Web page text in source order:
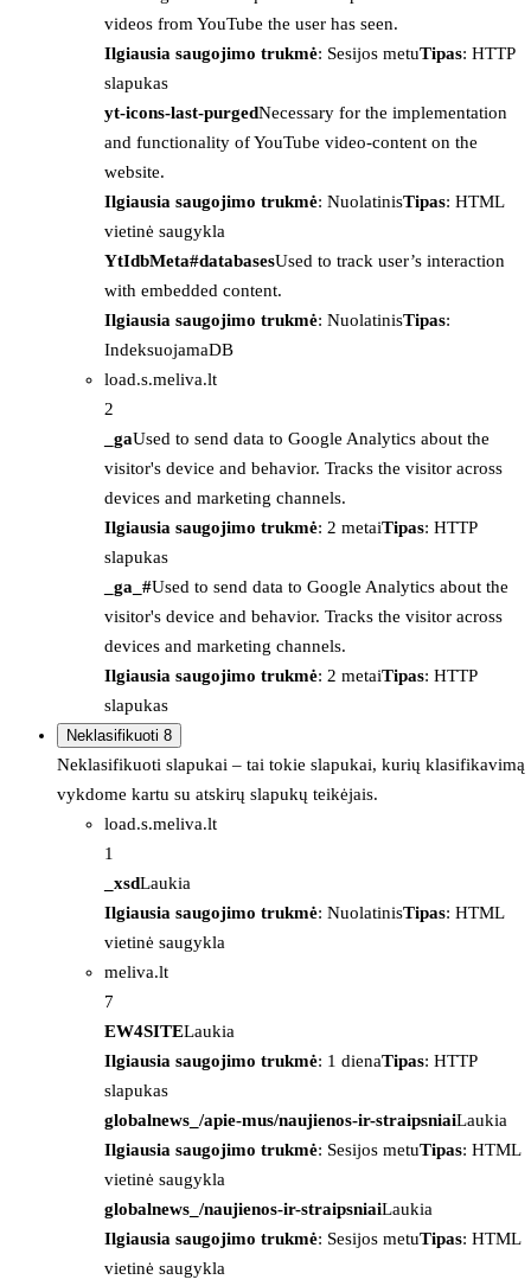
videos from YouTube the user has seen.
Ilgiausia saugojimo trukmė: Sesijos metuTipas: HTTP
slapukas
yt-icons-last-purgedNecessary for the implementation
and functionality of YouTube video-content on the
website.
Ilgiausia saugojimo trukmė: NuolatinisTipas: HTML
vietinė saugykla
YtIdbMeta#databasesUsed to track user’s interaction
with embedded content.
Ilgiausia saugojimo trukmė: NuolatinisTipas:
IndeksuojamaDB
load.s.meliva.lt
2
_gaUsed to send data to Google Analytics about the
visitor's device and behavior. Tracks the visitor across
devices and marketing channels.
Ilgiausia saugojimo trukmė: 2 metaiTipas: HTTP
slapukas
_ga_#Used to send data to Google Analytics about the
visitor's device and behavior. Tracks the visitor across
devices and marketing channels.
Ilgiausia saugojimo trukmė: 2 metaiTipas: HTTP
slapukas
Neklasifikuoti 8
Neklasifikuoti slapukai – tai tokie slapukai, kurių klasifikavimą
vykdome kartu su atskirų slapukų teikėjais.
load.s.meliva.lt
1
_xsdLaukia
Ilgiausia saugojimo trukmė: NuolatinisTipas: HTML
vietinė saugykla
meliva.lt
7
EW4SITELaukia
Ilgiausia saugojimo trukmė: 1 dienaTipas: HTTP
slapukas
globalnews_/apie-mus/naujienos-ir-straipsniaiLaukia
Ilgiausia saugojimo trukmė: Sesijos metuTipas: HTML
vietinė saugykla
globalnews_/naujienos-ir-straipsniaiLaukia
Ilgiausia saugojimo trukmė: Sesijos metuTipas: HTML
vietinė saugykla